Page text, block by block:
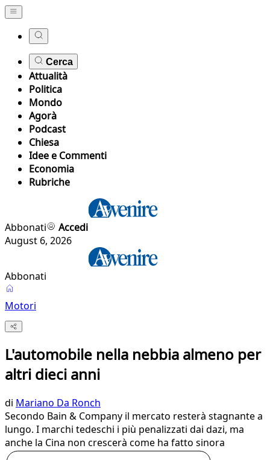
Cerca
Attualità
Politica
Mondo
Agorà
Podcast
Chiesa
Idee e Commenti
Economia
Rubriche
Abbonati
Accedi
August 6, 2026
Abbonati
Motori
L'automobile nella nebbia almeno per
altri dieci anni
di Mariano Da Ronch
Secondo Bain & Company il mercato resterà stagnante a
lungo. I marchi tedeschi i più penalizzati dai dazi, ma
anche la Cina non crescerà come ha fatto sinora